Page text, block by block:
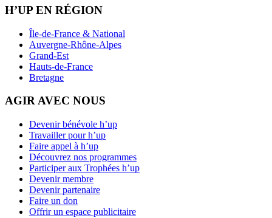
H’UP EN RÉGION
Île-de-France & National
Auvergne-Rhône-Alpes
Grand-Est
Hauts-de-France
Bretagne
AGIR AVEC NOUS
Devenir bénévole h’up
Travailler pour h’up
Faire appel à h’up
Découvrez nos programmes
Participer aux Trophées h’up
Devenir membre
Devenir partenaire
Faire un don
Offrir un espace publicitaire